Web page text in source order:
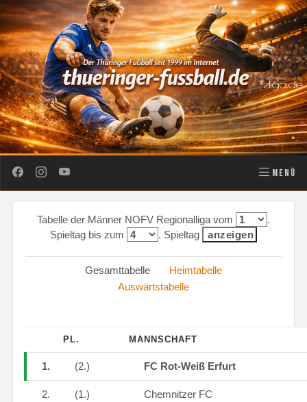
MENÜ
Tabelle der Männer NOFV Regionalliga vom
.
Spieltag bis zum
. Spieltag
Gesamttabelle Heimtabelle
Auswärtstabelle
PL. MANNSCHAFT
1. (2.) FC Rot-Weiß Erfurt
2. (1.) Chemnitzer FC